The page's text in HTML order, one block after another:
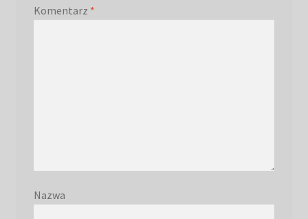
Komentarz *
Nazwa